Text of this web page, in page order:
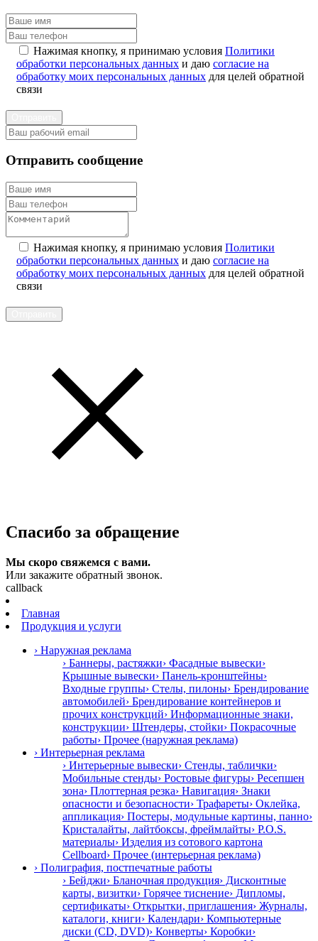
Нажимая кнопку, я принимаю условия Политики
обработки персональных данных и даю согласие на
обработку моих персональных данных для целей обратной
связи
Отправить сообщение
Нажимая кнопку, я принимаю условия Политики
обработки персональных данных и даю согласие на
обработку моих персональных данных для целей обратной
связи
Спасибо за обращение
Мы скоро свяжемся с вами.
Или закажите обратный звонок.
callback
Главная
Продукция и услуги
› Наружная реклама
› Баннеры, растяжки› Фасадные вывески›
Крышные вывески› Панель-кронштейны›
Входные группы› Стелы, пилоны› Брендирование
автомобилей› Брендирование контейнеров и
прочих конструкций› Информационные знаки,
конструкции› Штендеры, стойки› Покрасочные
работы› Прочее (наружная реклама)
› Интерьерная реклама
› Интерьерные вывески› Стенды, таблички›
Мобильные стенды› Ростовые фигуры› Ресепшен
зона› Плоттерная резка› Навигация› Знаки
опасности и безопасности› Трафареты› Оклейка,
аппликация› Постеры, модульные картины, панно›
Кристалайты, лайтбоксы, фреймлайты› P.O.S.
материалы› Изделия из сотового картона
Cellboard› Прочее (интерьерная реклама)
› Полиграфия, постпечатные работы
› Бейджи› Бланочная продукция› Дисконтные
карты, визитки› Горячее тиснение› Дипломы,
сертификаты› Открытки, приглашения› Журналы,
каталоги, книги› Календари› Компьютерные
диски (CD, DVD)› Конверты› Коробки›